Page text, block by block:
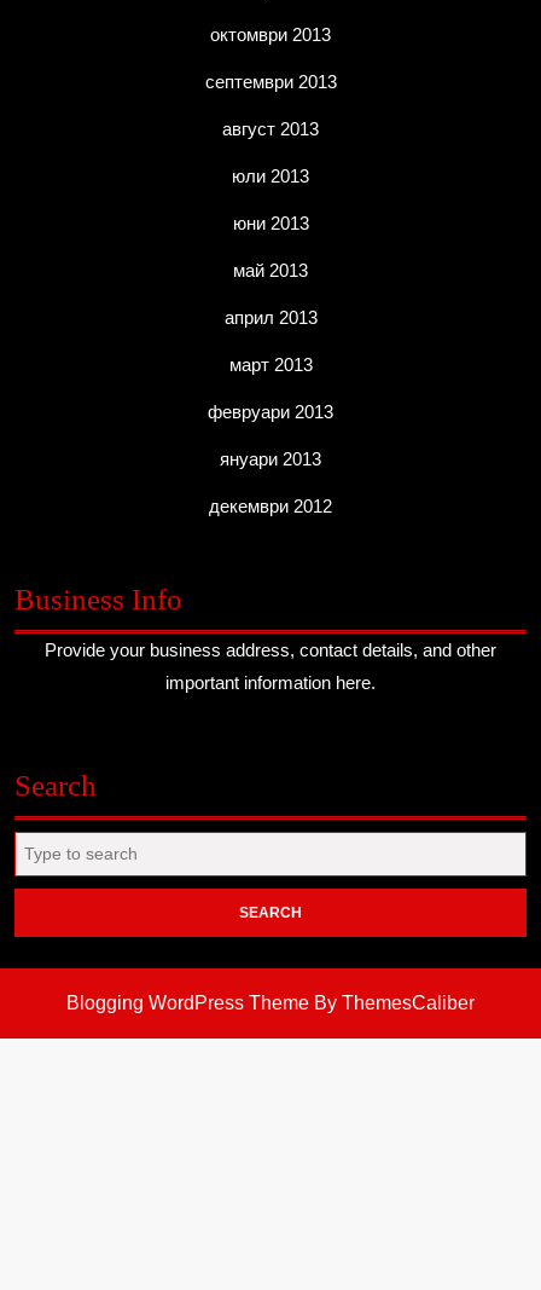
октомври 2013
септември 2013
август 2013
юли 2013
юни 2013
май 2013
април 2013
март 2013
февруари 2013
януари 2013
декември 2012
Business Info
Provide your business address, contact details, and other
important information here.
Search
for:
Blogging WordPress Theme By ThemesCaliber